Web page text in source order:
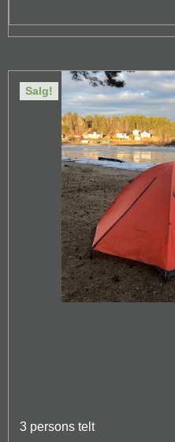
Salg!
3 persons telt